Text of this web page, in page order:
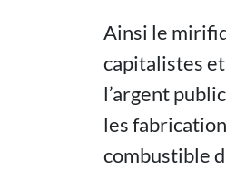
Ainsi le
capitalistes
l’argent
les
combustible